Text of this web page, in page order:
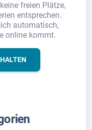
freien Plätze,
entsprechen.
automatisch,
online kommt.